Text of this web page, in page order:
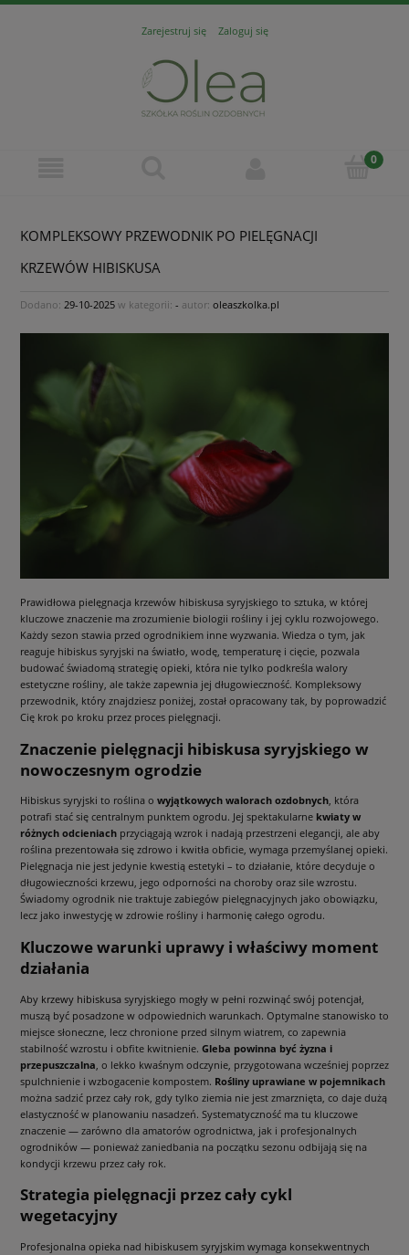
Zarejestruj się Zaloguj się
KOMPLEKSOWY PRZEWODNIK PO PIELĘGNACJI
KRZEWÓW HIBISKUSA
Dodano: 29-10-2025 w kategorii: - autor: oleaszkolka.pl
Prawidłowa pielęgnacja krzewów hibiskusa syryjskiego to sztuka, w której
kluczowe znaczenie ma zrozumienie biologii rośliny i jej cyklu rozwojowego.
Każdy sezon stawia przed ogrodnikiem inne wyzwania. Wiedza o tym, jak
reaguje hibiskus syryjski na światło, wodę, temperaturę i cięcie, pozwala
budować świadomą strategię opieki, która nie tylko podkreśla walory
estetyczne rośliny, ale także zapewnia jej długowieczność. Kompleksowy
przewodnik, który znajdziesz poniżej, został opracowany tak, by poprowadzić
Cię krok po kroku przez proces pielęgnacji.
Znaczenie pielęgnacji hibiskusa syryjskiego w
nowoczesnym ogrodzie
Hibiskus syryjski to roślina o wyjątkowych walorach ozdobnych, która
potrafi stać się centralnym punktem ogrodu. Jej spektakularne kwiaty w
różnych odcieniach przyciągają wzrok i nadają przestrzeni elegancji, ale aby
roślina prezentowała się zdrowo i kwitła obficie, wymaga przemyślanej opieki.
Pielęgnacja nie jest jedynie kwestią estetyki – to działanie, które decyduje o
długowieczności krzewu, jego odporności na choroby oraz sile wzrostu.
Świadomy ogrodnik nie traktuje zabiegów pielęgnacyjnych jako obowiązku,
lecz jako inwestycję w zdrowie rośliny i harmonię całego ogrodu.
Kluczowe warunki uprawy i właściwy moment
działania
Aby krzewy hibiskusa syryjskiego mogły w pełni rozwinąć swój potencjał,
muszą być posadzone w odpowiednich warunkach. Optymalne stanowisko to
miejsce słoneczne, lecz chronione przed silnym wiatrem, co zapewnia
stabilność wzrostu i obfite kwitnienie. Gleba powinna być żyzna i
przepuszczalna , o lekko kwaśnym odczynie, przygotowana wcześniej poprzez
spulchnienie i wzbogacenie kompostem. Rośliny uprawiane w pojemnikach
można sadzić przez cały rok, gdy tylko ziemia nie jest zmarznięta, co daje dużą
elastyczność w planowaniu nasadzeń. Systematyczność ma tu kluczowe
znaczenie — zarówno dla amatorów ogrodnictwa, jak i profesjonalnych
ogrodników — ponieważ zaniedbania na początku sezonu odbijają się na
kondycji krzewu przez cały rok.
Strategia pielęgnacji przez cały cykl
wegetacyjny
Profesjonalna opieka nad hibiskusem syryjskim wymaga konsekwentnych